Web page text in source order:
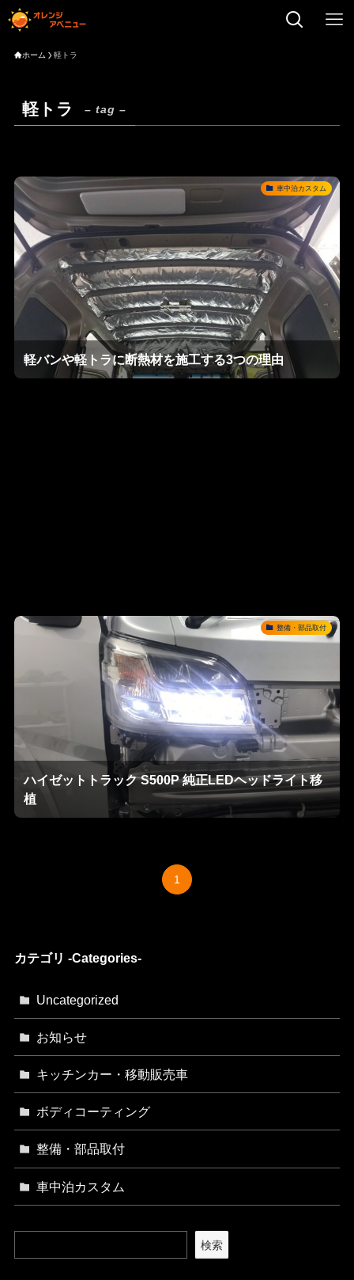
ホーム 軽トラ
軽トラ – tag –
車中泊カスタム
軽バンや軽トラに断熱材を施工する3つの理由
整備・部品取付
ハイゼットトラック S500P 純正LEDヘッドライト移
植
1
カテゴリ -Categories-
Uncategorized
お知らせ
キッチンカー・移動販売車
ボディコーティング
整備・部品取付
車中泊カスタム
検索